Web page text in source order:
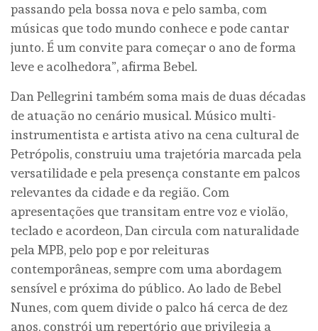
passando pela bossa nova e pelo samba, com
músicas que todo mundo conhece e pode cantar
junto. É um convite para começar o ano de forma
leve e acolhedora”, afirma Bebel.
Dan Pellegrini também soma mais de duas décadas
de atuação no cenário musical. Músico multi-
instrumentista e artista ativo na cena cultural de
Petrópolis, construiu uma trajetória marcada pela
versatilidade e pela presença constante em palcos
relevantes da cidade e da região. Com
apresentações que transitam entre voz e violão,
teclado e acordeon, Dan circula com naturalidade
pela MPB, pelo pop e por releituras
contemporâneas, sempre com uma abordagem
sensível e próxima do público. Ao lado de Bebel
Nunes, com quem divide o palco há cerca de dez
anos, constrói um repertório que privilegia a